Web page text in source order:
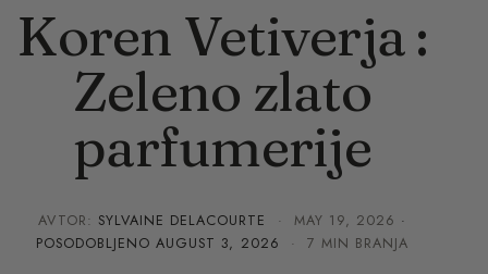
Koren Vetiverja :
Zeleno zlato
parfumerije
AVTOR: SYLVAINE DELACOURTE · MAY 19, 2026 ·
POSODOBLJENOAUGUST 3, 2026 · 7 MIN BRANJA